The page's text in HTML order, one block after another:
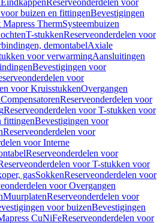
EindkappenReserveonderdelen voor
buizen en fittingenBevestigingen
Mapress ThermSysteembuizen
T-stukkenReserveonderdelen voor
demontabelAxiale
voor verwarmingAansluitingen
Bevestigingen voor
voor
voor KruisstukkenOvergangen
CompensatorenReserveonderdelen voor
Reserveonderdelen voor T-stukken voor
fittingenBevestigingen voor
Reserveonderdelen voor
voor Interne
Reserveonderdelen voor
voor T-stukken voor
gasSokkenReserveonderdelen voor
voor Overgangen
MuurplatenReserveonderdelen voor
voor buizenBevestigingen
CuNiFeReserveonderdelen voor